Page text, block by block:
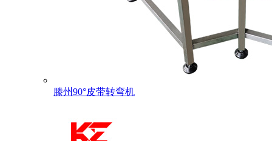
滕州90°皮带转弯机